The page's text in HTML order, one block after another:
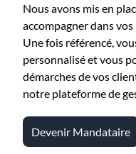
Nous avons mis en
accompagner dans vos
Une fois référencé,
personnalisé et vous
démarches de vos
notre plateforme de
Devenir Mandataire